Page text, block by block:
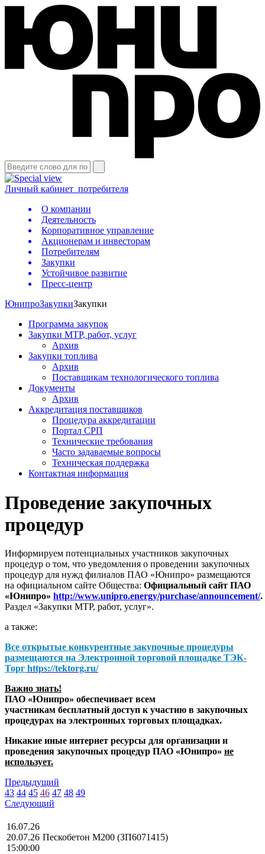
Личный кабинет потребителя
О компании
Деятельность
Корпоративное управление
Акционерам и инвесторам
Потребителям
Закупки
Устойчивое развитие
Пресс-центр
ЮнипроЗакупкиЗакупки
Программа закупок
Закупки МТР, работ, услуг
Архив
Закупки топлива
Архив
Поставщикам технологического топлива
Документы
Архив
Аккредитация поставщиков
Процедура аккредитации
Портал СРП
Технические требования
Часто задаваемые вопросы
Техническая поддержка
Контактная информация
Проведение закупочных
процедур
Информируем потенциальных участников закупочных
процедур о том, что уведомления о проведении закупочных
процедур для нужд филиалов ПАО «Юнипро» размещаются
на официальном сайте Общества: Официальный сайт ПАО
«Юнипро» http://www.unipro.energy/purchase/announcement/.
Раздел «Закупки МТР, работ, услуг».
а также:
Все открытые конкурентные закупочные процедуры
размещаются на Электронной торговой площадке ТЭК-
Торг https://tektorg.ru/
Важно знать!
ПАО «Юнипро» обеспечивает всем
участникам бесплатный доступ к участию в закупочных
процедурах на электронных торговых площадках.
Никакие иные интернет ресурсы для организации и
проведения закупочных процедур ПАО «Юнипро» не
использует.
Предыдущий
43 44 45 46 47 48 49
Следующий
16.07.26
20.07.26
15:00:00
Пескобетон М200 (ЗП6071415)